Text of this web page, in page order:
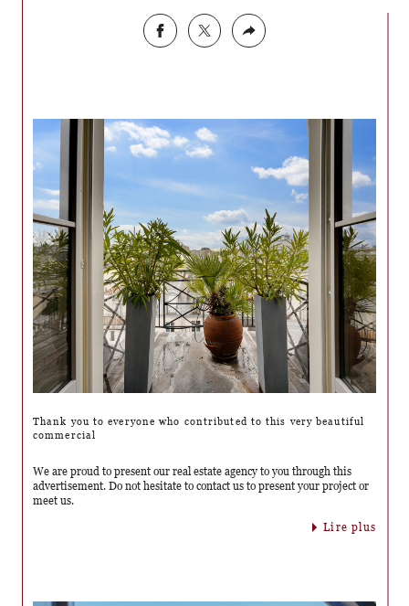
Thank you to everyone who contributed to this very beautiful
commercial
We are proud to present our real estate agency to you through this
advertisement. Do not hesitate to contact us to present your project or
meet us.
lire plus